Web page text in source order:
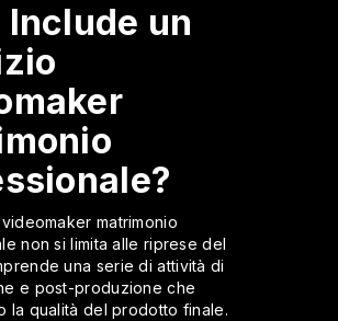
Include un
matrimonio
non si limita alle riprese del
una serie di attività di
e post-produzione che
la qualità del prodotto finale.